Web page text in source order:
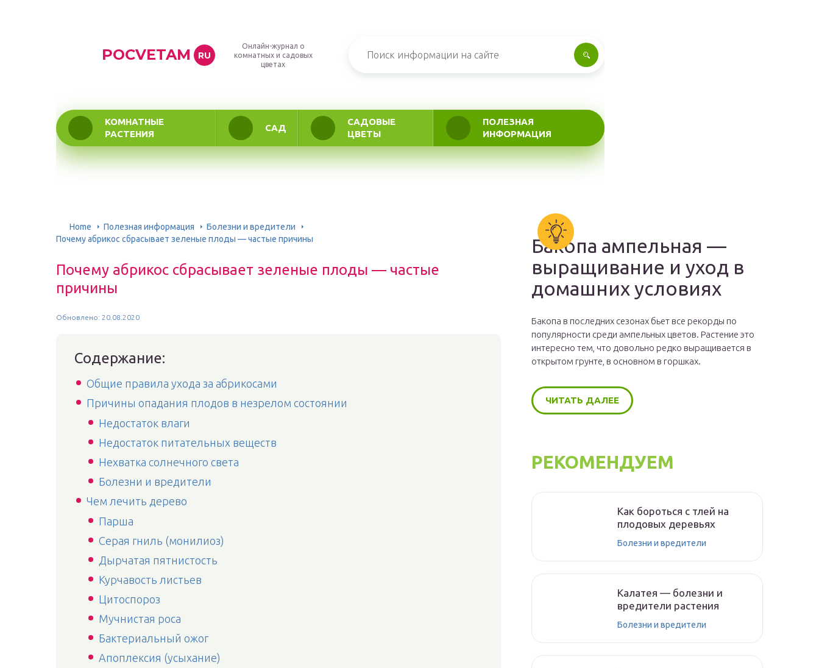
POCVETAM RU
Онлайн-журнал о
комнатных и садовых
цветах
КОМНАТНЫЕ
РАСТЕНИЯ
САД
САДОВЫЕ
ЦВЕТЫ
ПОЛЕЗНАЯ
ИНФОРМАЦИЯ
Home Полезная информация
Болезни и вредители
Почему абрикос сбрасывает зеленые плоды — частые причины
Почему абрикос сбрасывает зеленые плоды — частые
причины
Обновлено: 20.08.2020
Содержание:
Общие правила ухода за абрикосами
Причины опадания плодов в незрелом состоянии
Недостаток влаги
Недостаток питательных веществ
Нехватка солнечного света
Болезни и вредители
Чем лечить дерево
Парша
Серая гниль (монилиоз)
Дырчатая пятнистость
Курчавость листьев
Цитоспороз
Мучнистая роса
Бактериальный ожог
Апоплексия (усыхание)
Бакопа ампельная —
выращивание и уход в
домашних условиях
Бакопа в последних сезонах бьет все рекорды по
популярности среди ампельных цветов. Растение это
интересно тем, что довольно редко выращивается в
открытом грунте, в основном в горшках.
ЧИТАТЬ ДАЛЕЕ
РЕКОМЕНДУЕМ
Как бороться с тлей на
плодовых деревьях
Болезни и вредители
Калатея — болезни и
вредители растения
Болезни и вредители